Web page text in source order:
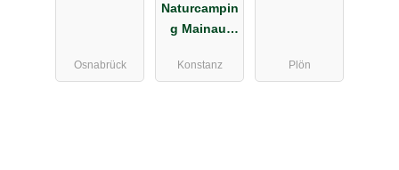
Osnabrück
Naturcampin
g Mainau,
Litzelstetten
Konstanz Plön